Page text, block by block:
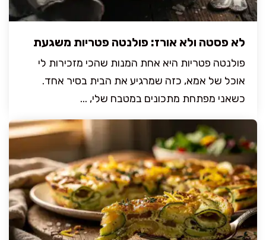
לא פסטה ולא אורז: פולנטה פטריות משגעת
פולנטה פטריות היא אחת המנות שהכי מזכירות לי
אוכל של אמא, כזה שמרגיע את הבית בסיר אחד.
כשאני מפתחת מתכונים במטבח שלי, ...